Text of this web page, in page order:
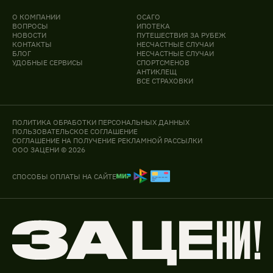
О КОМПАНИИ
ВОПРОСЫ
НОВОСТИ
КОНТАКТЫ
БЛОГ
УДОБНЫЕ СЕРВИСЫ
ОСАГО
ИПОТЕКА
ПУТЕШЕСТВИЯ ЗА РУБЕЖ
НЕСЧАСТНЫЕ СЛУЧАИ
НЕСЧАСТНЫЕ СЛУЧАИ
СПОРТСМЕНОВ
АНТИКЛЕЩ
ВСЕ СТРАХОВКИ
ПОЛИТИКА ОБРАБОТКИ ПЕРСОНАЛЬНЫХ ДАННЫХ
ПОЛЬЗОВАТЕЛЬСКОЕ СОГЛАШЕНИЕ
СОГЛАШЕНИЕ НА ПОЛУЧЕНИЕ РЕКЛАМНОЙ РАССЫЛКИ
ООО ЗАЦЕНИ © 2026
СПОСОБЫ ОПЛАТЫ НА САЙТЕ